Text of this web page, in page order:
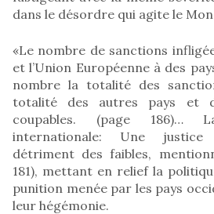
dans le désordre qui agite le
«Le nombre de sanctions
et l’Union Européenne à des
nombre la totalité des
totalité des autres pays et
coupables. (page 186)…
internationale: Une justice
détriment des faibles,
181), mettant en relief la
punition menée par les pays
leur hégémonie.